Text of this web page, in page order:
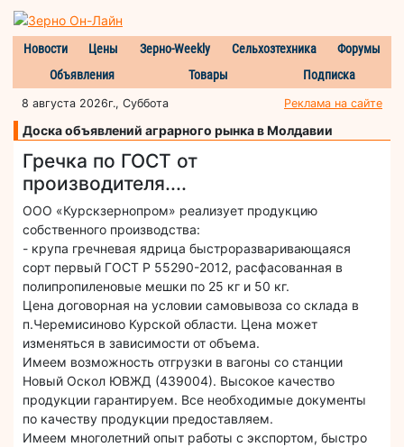
Новости Цены Зерно-Weekly Сельхозтехника
Форумы
Объявления
Товары Подписка
8 августа 2026г., Суббота Реклама на сайте
Доска объявлений аграрного рынка в Молдавии
Гречка по ГОСТ от
производителя....
ООО «Курскзернопром» реализует продукцию
собственного производства:
- крупа гречневая ядрица быстроразваривающаяся
сорт первый ГОСТ Р 55290-2012, расфасованная в
полипропиленовые мешки по 25 кг и 50 кг.
Цена договорная на условии самовывоза со склада в
п.Черемисиново Курской области. Цена может
изменяться в зависимости от объема.
Имеем возможность отгрузки в вагоны со станции
Новый Оскол ЮВЖД (439004). Высокое качество
продукции гарантируем. Все необходимые документы
по качеству продукции предоставляем.
Имеем многолетний опыт работы с экспортом, быстро